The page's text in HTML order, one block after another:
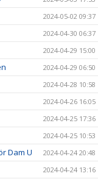
2024-05-02 09:37
2024-04-30 06:37
2024-04-29 15:00
2024-04-29 06:50
2024-04-28 10:58
2024-04-26 16:05
2024-04-25 17:36
2024-04-25 10:53
Dam U 2024-04-24 20:48
2024-04-24 13:16